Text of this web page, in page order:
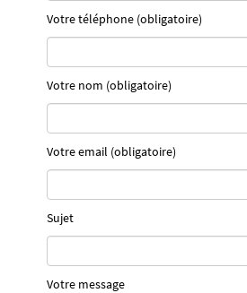
Votre téléphone (obligatoire)
Votre nom (obligatoire)
Votre email (obligatoire)
Sujet
Votre message